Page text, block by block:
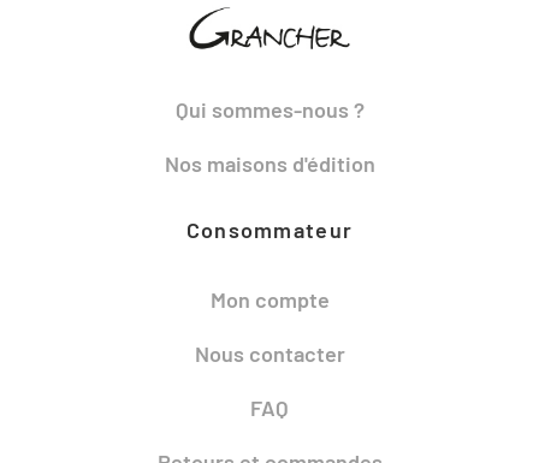
Qui sommes-nous ?
Nos maisons d'édition
Consommateur
Mon compte
Nous contacter
FAQ